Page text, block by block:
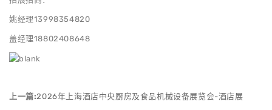
姚经理13998354820
盖经理18802408648
上一篇:2026年上海酒店中央厨房及食品机械设备展览会-酒店展